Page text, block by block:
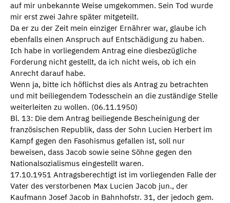
auf mir unbekannte Weise umgekommen. Sein Tod wurde
mir erst zwei Jahre später mitgeteilt.
Da er zu der Zeit mein einziger Ernährer war, glaube ich
ebenfalls einen Anspruch auf Entschädigung zu haben.
Ich habe in vorliegendem Antrag eine diesbezügliche
Forderung nicht gestellt, da ich nicht weis, ob ich ein
Anrecht darauf habe.
Wenn ja, bitte ich höflichst dies als Antrag zu betrachten
und mit beiliegendem Todesschein an die zuständige Stelle
weiterleiten zu wollen. (06.11.1950)
Bl. 13: Die dem Antrag beiliegende Bescheinigung der
französischen Republik, dass der Sohn Lucien Herbert im
Kampf gegen den Fasohismus gefallen ist, soll nur
beweisen, dass Jacob sowie seine Söhne gegen den
Nationalsozialismus eingestellt waren.
17.10.1951 Antragsberechtigt ist im vorliegenden Falle der
Vater des verstorbenen Max Lucien Jacob jun., der
Kaufmann Josef Jacob in Bahnhofstr. 31, der jedoch gem.